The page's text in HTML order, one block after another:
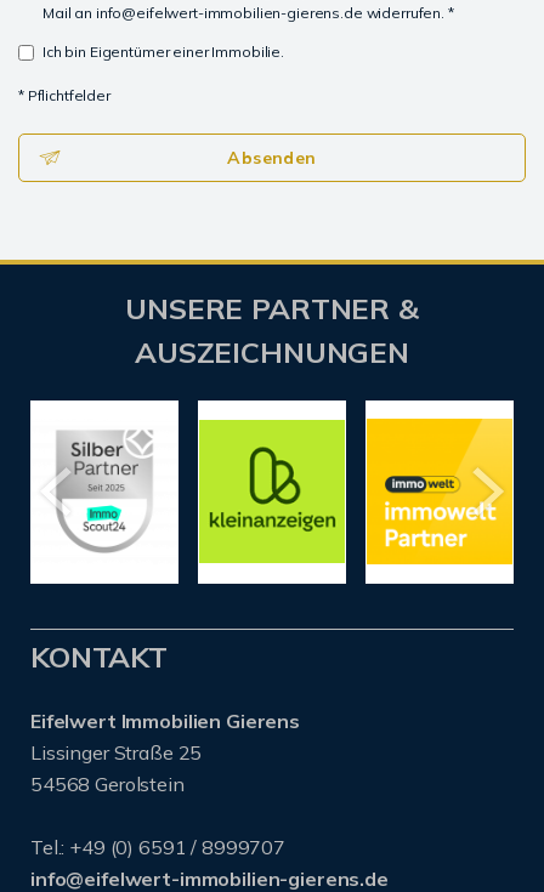
Mail an info@eifelwert-immobilien-gierens.de widerrufen. *
Ich bin Eigentümer einer Immobilie.
* Pflichtfelder
Absenden
UNSERE PARTNER &
AUSZEICHNUNGEN
KONTAKT
Eifelwert Immobilien Gierens
Lissinger Straße 25
54568 Gerolstein
Tel.: +49 (0) 6591 / 8999707
info@eifelwert-immobilien-gierens.de